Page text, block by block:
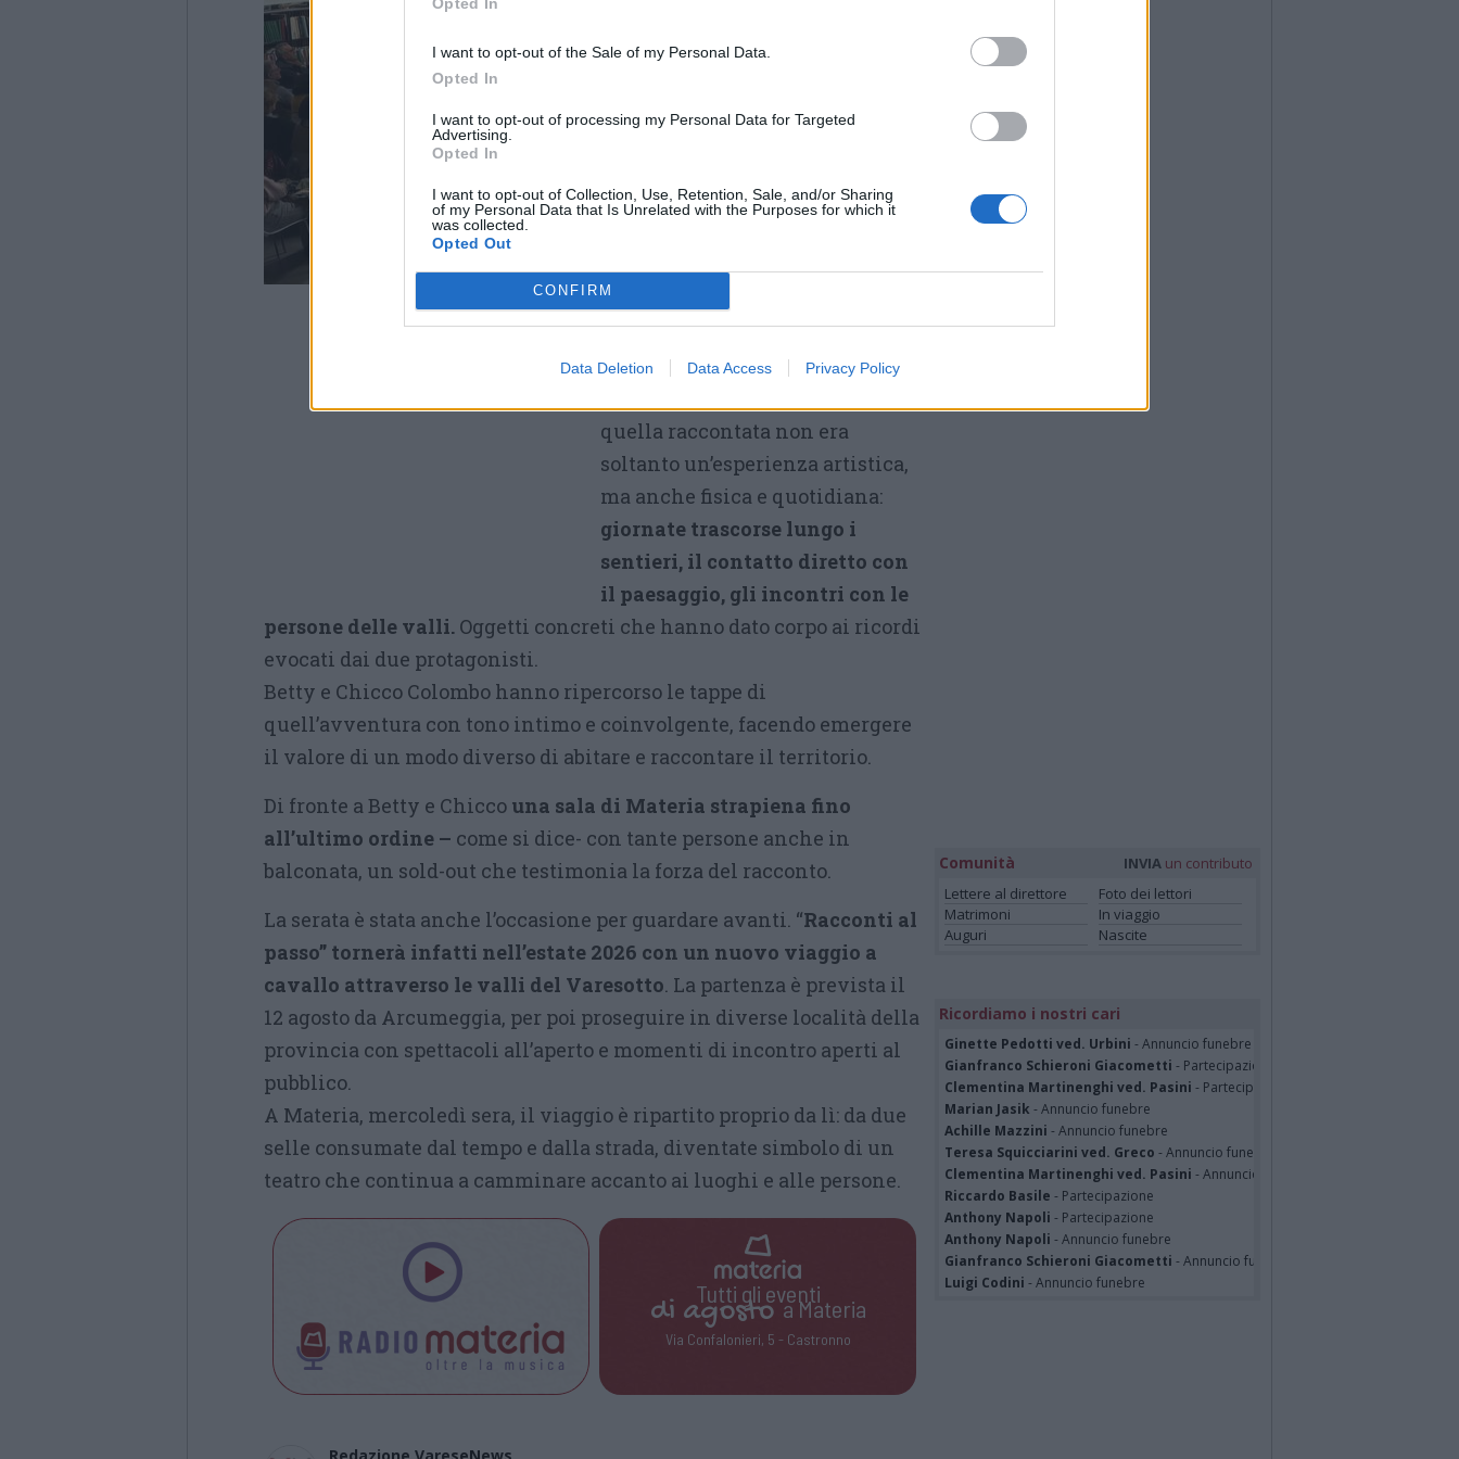
I want to opt-out of the Sale of my Personal Data.
Opted In
I want to opt-out of processing my Personal Data for Targeted
Advertising.
Opted In
I want to opt-out of Collection, Use, Retention, Sale, and/or Sharing
of my Personal Data that Is Unrelated with the Purposes for which it
was collected.
Opted Out
CONFIRM
Data Deletion Data Access Privacy Policy
Le selle sistemate accanto alla
scena sono rimaste lì per tutta la
quella raccontata non era
soltanto un’esperienza artistica,
ma anche fisica e quotidiana:
giornate trascorse lungo i
sentieri, il contatto diretto con
il paesaggio, gli incontri con le
persone delle valli. Oggetti concreti che hanno dato corpo ai ricordi
evocati dai due protagonisti.
Betty e Chicco Colombo hanno ripercorso le tappe di
quell’avventura con tono intimo e coinvolgente, facendo emergere
il valore di un modo diverso di abitare e raccontare il territorio.
Di fronte a Betty e Chicco una sala di Materia strapiena fino
all’ultimo ordine – come si dice- con tante persone anche in
balconata, un sold-out che testimonia la forza del racconto.
La serata è stata anche l’occasione per guardare avanti. “Racconti al
passo” tornerà infatti nell’estate 2026 con un nuovo viaggio a
cavallo attraverso le valli del Varesotto. La partenza è prevista il
12 agosto da Arcumeggia, per poi proseguire in diverse località della
provincia con spettacoli all’aperto e momenti di incontro aperti al
pubblico.
A Materia, mercoledì sera, il viaggio è ripartito proprio da lì: da due
selle consumate dal tempo e dalla strada, diventate simbolo di un
teatro che continua a camminare accanto ai luoghi e alle persone.
Tutti gli eventi
di agostoa Materia
Via Confalonieri, 5 - Castronno
Comunità INVIA un contributo
Lettere al direttore
Foto dei lettori
Matrimoni
In viaggio
Auguri
Nascite
Ricordiamo i nostri cari
Ginette Pedotti ved. Urbini - Annuncio funebre
Gianfranco Schieroni Giacometti - Partecipazione
Clementina Martinenghi ved. Pasini - Partecipazione
Marian Jasik - Annuncio funebre
Achille Mazzini - Annuncio funebre
Teresa Squicciarini ved. Greco - Annuncio funebre
Clementina Martinenghi ved. Pasini - Annuncio funebre
Riccardo Basile - Partecipazione
Anthony Napoli - Partecipazione
Anthony Napoli - Annuncio funebre
Gianfranco Schieroni Giacometti - Annuncio funebre
Luigi Codini - Annuncio funebre